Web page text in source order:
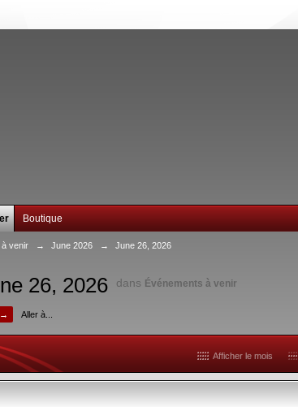
Boutique
à venir → June 2026 → June 26, 2026
26, 2026 dans Événements à venir
→ Aller à...
Afficher le mois